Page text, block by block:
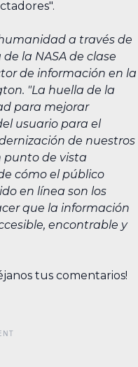
a través de
la NASA de clase
de información en la
"La huella de la
para mejorar
usuario para el
de nuestros
punto de vista
cómo el público
en línea son los
que la información
encontrable y
tus comentarios!